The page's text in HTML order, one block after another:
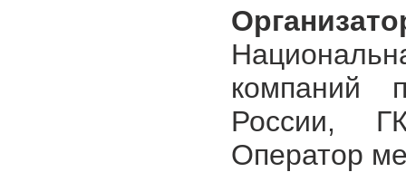
компаний
России,
Оператор